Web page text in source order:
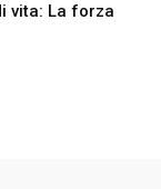
vita: La forza